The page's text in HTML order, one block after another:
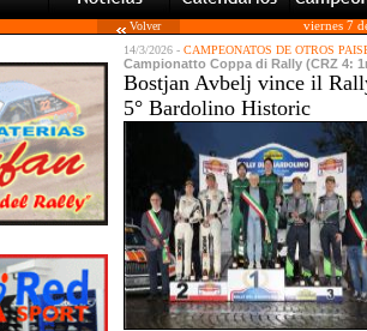
Volver viernes 7
14/3/2026 - CAMPEONATOS DE OTROS
Campionatto Coppa di Rally (CRZ 4:
Bostjan Avbelj vince il
5° Bardolino Historic